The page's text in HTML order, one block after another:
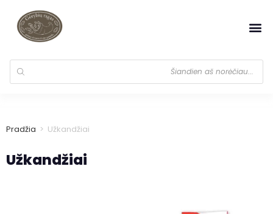
Pradžia > Užkandžiai
Užkandžiai